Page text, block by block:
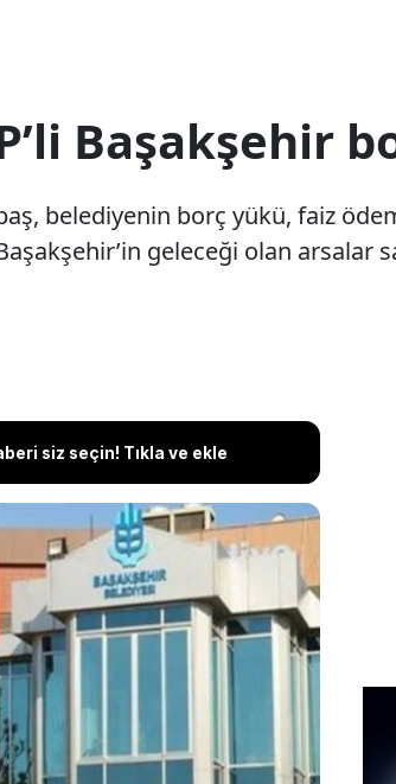
Başakşehir
belediyenin borç yükü, faiz
geleceği olan arsalar
siz seçin! Tıkla ve ekle
Beyzade Kayabaş, belediyenin
ihale süreçlerine ilişkin sert
“Başakşehir’in geleceği olan
tutuluyor” dedi.